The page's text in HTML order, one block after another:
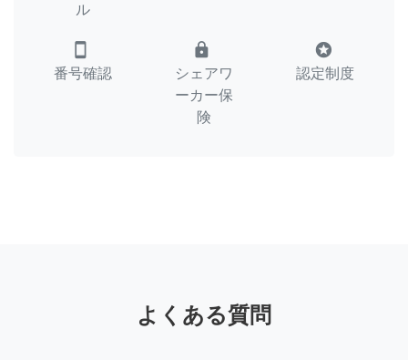
ル
smartphone
番号確認
lock
シェアワ
ーカー保
険
stars
認定制度
よくある質問